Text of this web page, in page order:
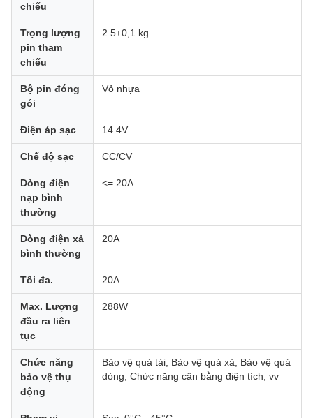
chiếu
Trọng lượng
pin tham
chiếu
2.5±0,1 kg
Bộ pin đóng
gói
Vỏ nhựa
Điện áp sạc 14.4V
Chế độ sạc CC/CV
Dòng điện
nạp bình
thường
<= 20A
Dòng điện xả
bình thường
20A
Tối đa. 20A
Max. Lượng
đầu ra liên
tục
288W
Chức năng
bảo vệ thụ
động
Bảo vệ quá tải; Bảo vệ quá xả; Bảo vệ quá
dòng, Chức năng cân bằng điện tích, vv